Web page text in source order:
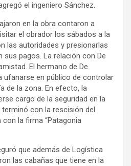
el ingeniero Sánchez.
en la obra contaron a
el obrador los sábados a la
las autoridades y presionarlas
sus pagos. La relación con De
El hermano de De
ufanarse en público de controlar
de la zona. En efecto, la
cargo de la seguridad en la
con la rescisión del
la firma “Patagonia
que además de Logística
las cabañas que tiene en la